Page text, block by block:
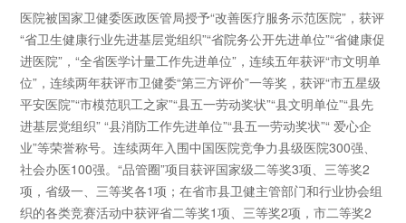
医院被国家卫健委医政医管局授予“改善医疗服务示范医院”，获评
“省卫生健康行业先进基层党组织”“省院务公开先进单位”“省健康促
进医院”，“全省医学计量工作先进单位”，连续五年获评“市文明单
位”，连续两年获评市卫健委“第三方评价”一等奖，获评“市五星级
平安医院”“市模范职工之家”“县五一劳动奖状”“县文明单位”“县先
进基层党组织” “县消防工作先进单位”“县五一劳动奖状”“ 爱心企
业”等荣誉称号。连续两年入围中国医院竞争力县级医院300强、
社会办医100强。“品管圈”项目获评国家级二等奖3项、三等奖2
项，省级一、三等奖各1项；在省市县卫健主管部门和行业协会组
织的各类竞赛活动中获评省二等奖1项、三等奖2项，市二等奖2